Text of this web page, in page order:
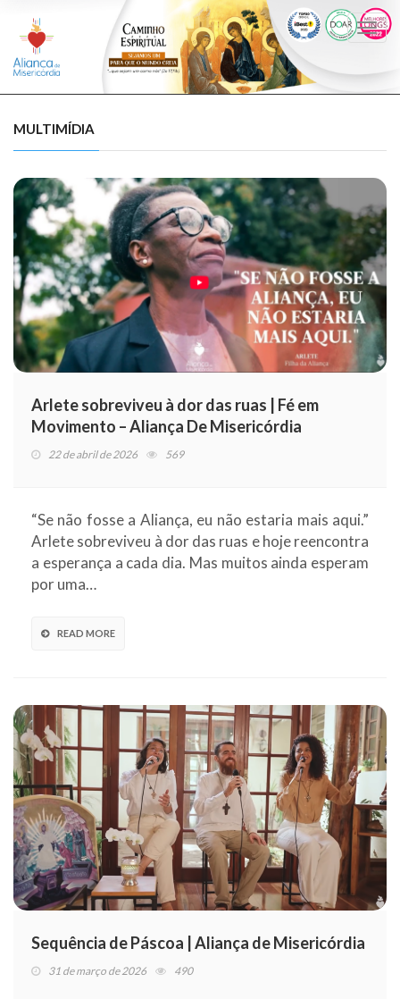
MULTIMÍDIA
Arlete sobreviveu à dor das ruas | Fé em
Movimento – Aliança De Misericórdia
22 de abril de 2026 569
“Se não fosse a Aliança, eu não estaria mais aqui.”
Arlete sobreviveu à dor das ruas e hoje reencontra
a esperança a cada dia. Mas muitos ainda esperam
por uma…
READ MORE
Sequência de Páscoa | Aliança de Misericórdia
31 de março de 2026 490